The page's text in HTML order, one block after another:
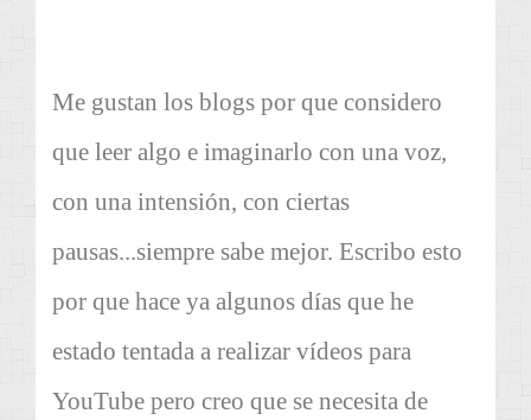
Me gustan los blogs por que considero
que leer algo e imaginarlo con una voz,
con una intensión, con ciertas
pausas...siempre sabe mejor. Escribo esto
por que hace ya algunos días que he
estado tentada a realizar vídeos para
YouTube pero creo que se necesita de